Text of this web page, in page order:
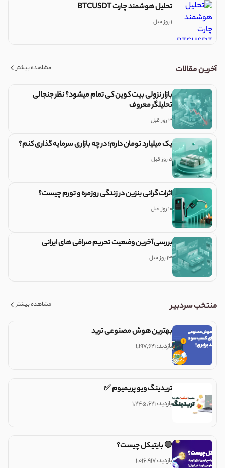
تحلیل هوشمند چارت BTCUSDT
1 روز قبل
آخرین مقالات مشاهده بیشتر
بازار نزولی بیت کوین کی تمام میشود؟ نظر جنجالی
تحلیلگر معروف
3 روز قبل
یک میلیارد تومان دارم؛ در چه بازاری سرمایه گذاری کنم؟
5 روز قبل
اثرات گرانی بنزین در زندگی روزمره و تورم چیست؟
10 روز قبل
بررسی آخرین وضعیت تحریم صرافی های ایرانی
13 روز قبل
منتخب سردبیر مشاهده بیشتر
بهترین هوش مصنوعی ترید
بازدید: ۱,۱۹۷,۶۲۱
تریدینگ ویو پریمیوم ✅
بازدید: ۱,۲۴۵,۶۲۱
🔴 بایتیکل چیست؟
بازدید: ۱,۰۱۶,۹۱۷